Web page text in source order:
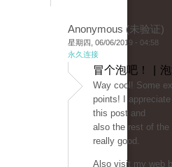
Anonymous (未验证)
星期四, 06/06/2019 - 04:58
永久连接
冒个泡吧！ |
Way cool! Some
points! I
this post and
also the rest of
really good.
Also visit my web